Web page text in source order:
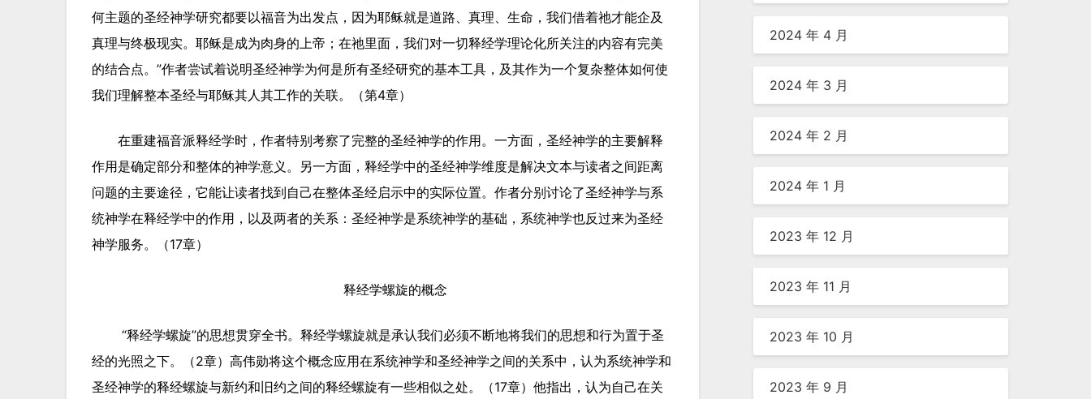
何主题的圣经神学研究都要以福音为出发点，因为耶稣就是道路、真理、生命，我们借着祂才能企及
真理与终极现实。耶稣是成为肉身的上帝；在祂里面，我们对一切释经学理论化所关注的内容有完美
的结合点。”作者尝试着说明圣经神学为何是所有圣经研究的基本工具，及其作为一个复杂整体如何使
我们理解整本圣经与耶稣其人其工作的关联。（第4章）
在重建福音派释经学时，作者特别考察了完整的圣经神学的作用。一方面，圣经神学的主要解释
作用是确定部分和整体的神学意义。另一方面，释经学中的圣经神学维度是解决文本与读者之间距离
问题的主要途径，它能让读者找到自己在整体圣经启示中的实际位置。作者分别讨论了圣经神学与系
统神学在释经学中的作用，以及两者的关系：圣经神学是系统神学的基础，系统神学也反过来为圣经
神学服务。（17章）
释经学螺旋的概念
“释经学螺旋”的思想贯穿全书。释经学螺旋就是承认我们必须不断地将我们的思想和行为置于圣
经的光照之下。（2章）高伟勋将这个概念应用在系统神学和圣经神学之间的关系中，认为系统神学和
圣经神学的释经螺旋与新约和旧约之间的释经螺旋有一些相似之处。（17章）他指出，认为自己在关
2024 年 4 月
2024 年 3 月
2024 年 2 月
2024 年 1 月
2023 年 12 月
2023 年 11 月
2023 年 10 月
2023 年 9 月